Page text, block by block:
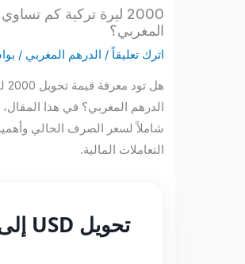
2000 ليرة تركية كم تساوي
المغربي؟
اترك تعليقاً /الدرهم المغربي/ بواسطة
هل تود معرفة قيمة
الدرهم المغربي؟ في هذا المقال،
شاملاً لسعر الصرف الحالي وأهمية
التعاملات المالية.
تحويل USD إلى MAD